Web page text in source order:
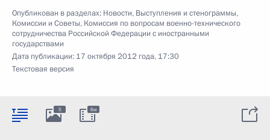
Опубликован в разделах: Новости, Выступления и стенограммы,
Комиссии и Советы, Комиссия по вопросам военно-технического
сотрудничества Российской Федерации с иностранными
государствами
Дата публикации: 17 октября 2012 года, 17:30
Текстовая версия
5 6м